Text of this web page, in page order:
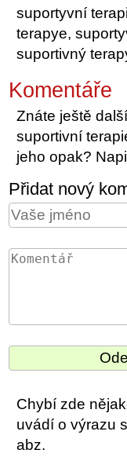
suportyvní
terapye,
suportivný
Komentáře
Znáte ještě
suportivní
jeho opak?
Přidat nový
Chybí zde
uvádí o výrazu
abz.